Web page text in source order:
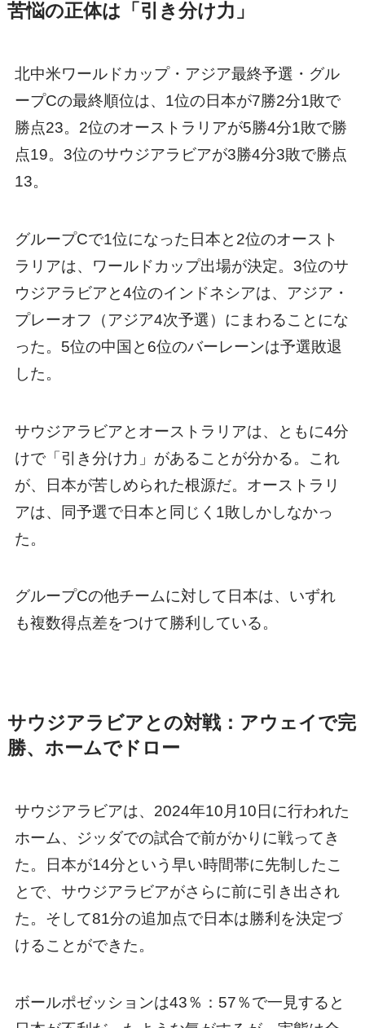
苦悩の正体は「引き分け力」
北中米ワールドカップ・アジア最終予選・グル
ープCの最終順位は、1位の日本が7勝2分1敗で
勝点23。2位のオーストラリアが5勝4分1敗で勝
点19。3位のサウジアラビアが3勝4分3敗で勝点
13。
グループCで1位になった日本と2位のオースト
ラリアは、ワールドカップ出場が決定。3位のサ
ウジアラビアと4位のインドネシアは、アジア・
プレーオフ（アジア4次予選）にまわることにな
った。5位の中国と6位のバーレーンは予選敗退
した。
サウジアラビアとオーストラリアは、ともに4分
けで「引き分け力」があることが分かる。これ
が、日本が苦しめられた根源だ。オーストラリ
アは、同予選で日本と同じく1敗しかしなかっ
た。
グループCの他チームに対して日本は、いずれ
も複数得点差をつけて勝利している。
サウジアラビアとの対戦：アウェイで完
勝、ホームでドロー
サウジアラビアは、2024年10月10日に行われた
ホーム、ジッダでの試合で前がかりに戦ってき
た。日本が14分という早い時間帯に先制したこ
とで、サウジアラビアがさらに前に引き出され
た。そして81分の追加点で日本は勝利を決定づ
けることができた。
ボールポゼッションは43％：57％で一見すると